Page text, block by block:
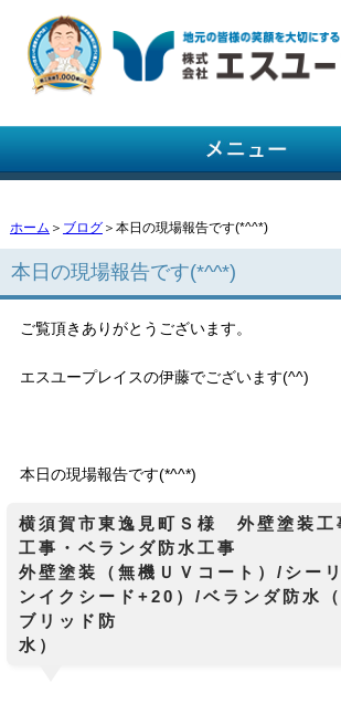
ホーム ＞ ブログ＞本日の現場報告です(*^^*)
本日の現場報告です(*^^*)
ご覧頂きありがとうございます。
エスユープレイスの伊藤でございます(^^)
本日の現場報告です(*^^*)
横須賀市東逸見町Ｓ様 外壁塗装工
工事・ベランダ
外壁塗装（無機ＵＶコート）/シー
ンイクシード+20）/ベランダ防水
ブリッド防
水